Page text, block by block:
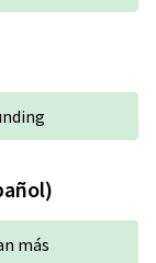
más